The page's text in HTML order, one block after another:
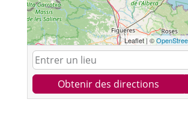
Leaflet | ©
Obtenir des directions